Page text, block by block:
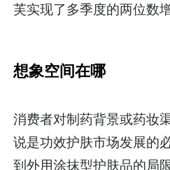
芙实现了多季度的两位数增
想象空间在哪
消费者对制药背景或药妆
说是功效护肤市场发展的
到外用涂抹型护肤品的局